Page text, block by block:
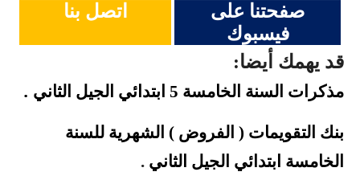
صفحتنا على
فيسبوك
اتصل بنا
قد يهمك أيضا:
مذكرات السنة الخامسة 5 ابتدائي الجيل الثاني .
بنك التقويمات ( الفروض ) الشهرية للسنة
الخامسة ابتدائي الجيل الثاني .